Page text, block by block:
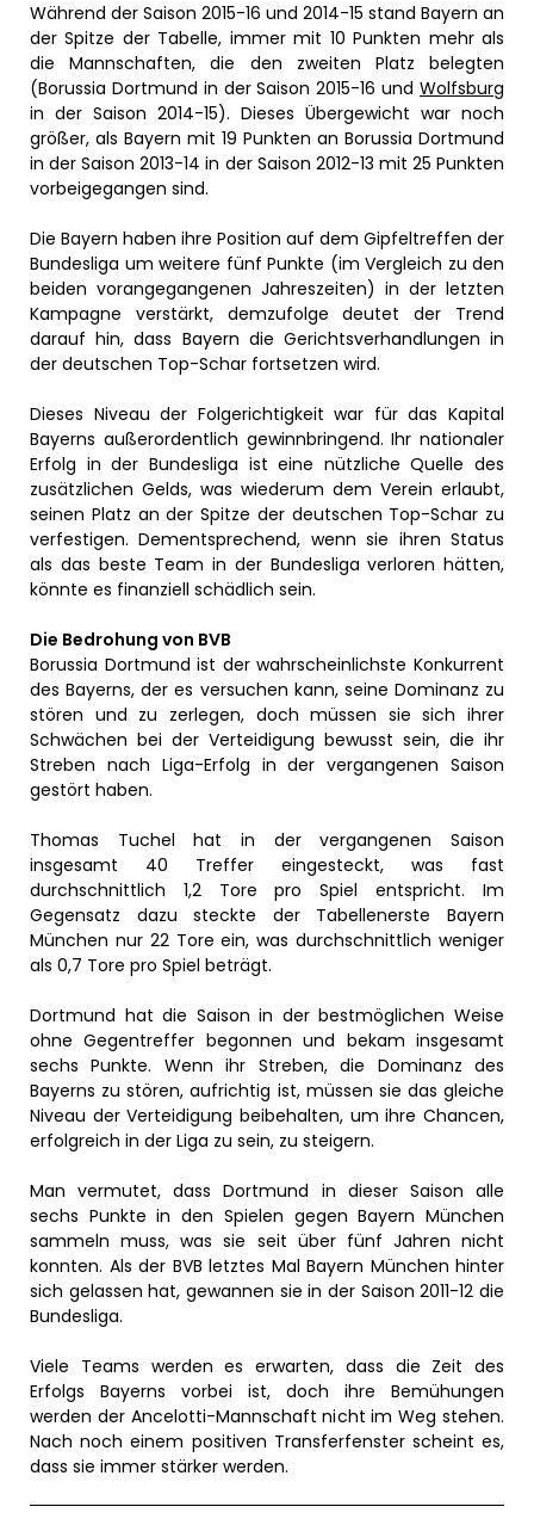
Während der Saison 2015-16 und 2014-15 stand Bayern an
der Spitze der Tabelle, immer mit 10 Punkten mehr als
die Mannschaften, die den zweiten Platz belegten
(Borussia Dortmund in der Saison 2015-16 und Wolfsburg
in der Saison 2014-15). Dieses Übergewicht war noch
größer, als Bayern mit 19 Punkten an Borussia Dortmund
in der Saison 2013-14 in der Saison 2012-13 mit 25 Punkten
vorbeigegangen sind.
Die Bayern haben ihre Position auf dem Gipfeltreffen der
Bundesliga um weitere fünf Punkte (im Vergleich zu den
beiden vorangegangenen Jahreszeiten) in der letzten
Kampagne verstärkt, demzufolge deutet der Trend
darauf hin, dass Bayern die Gerichtsverhandlungen in
der deutschen Top-Schar fortsetzen wird.
Dieses Niveau der Folgerichtigkeit war für das Kapital
Bayerns außerordentlich gewinnbringend. Ihr nationaler
Erfolg in der Bundesliga ist eine nützliche Quelle des
zusätzlichen Gelds, was wiederum dem Verein erlaubt,
seinen Platz an der Spitze der deutschen Top-Schar zu
verfestigen. Dementsprechend, wenn sie ihren Status
als das beste Team in der Bundesliga verloren hätten,
könnte es finanziell schädlich sein.
Die Bedrohung von BVB
Borussia Dortmund ist der wahrscheinlichste Konkurrent
des Bayerns, der es versuchen kann, seine Dominanz zu
stören und zu zerlegen, doch müssen sie sich ihrer
Schwächen bei der Verteidigung bewusst sein, die ihr
Streben nach Liga-Erfolg in der vergangenen Saison
gestört haben.
Thomas Tuchel hat in der vergangenen Saison
insgesamt 40 Treffer eingesteckt, was fast
durchschnittlich 1,2 Tore pro Spiel entspricht. Im
Gegensatz dazu steckte der Tabellenerste Bayern
München nur 22 Tore ein, was durchschnittlich weniger
als 0,7 Tore pro Spiel beträgt.
Dortmund hat die Saison in der bestmöglichen Weise
ohne Gegentreffer begonnen und bekam insgesamt
sechs Punkte. Wenn ihr Streben, die Dominanz des
Bayerns zu stören, aufrichtig ist, müssen sie das gleiche
Niveau der Verteidigung beibehalten, um ihre Chancen,
erfolgreich in der Liga zu sein, zu steigern.
Man vermutet, dass Dortmund in dieser Saison alle
sechs Punkte in den Spielen gegen Bayern München
sammeln muss, was sie seit über fünf Jahren nicht
konnten. Als der BVB letztes Mal Bayern München hinter
sich gelassen hat, gewannen sie in der Saison 2011-12 die
Bundesliga.
Viele Teams werden es erwarten, dass die Zeit des
Erfolgs Bayerns vorbei ist, doch ihre Bemühungen
werden der Ancelotti-Mannschaft nicht im Weg stehen.
Nach noch einem positiven Transferfenster scheint es,
dass sie immer stärker werden.